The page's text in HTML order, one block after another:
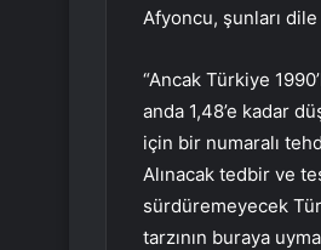
Afyoncu, şunları
“Ancak Türkiye
anda 1,48’e kadar
için bir numaralı
Alınacak tedbir ve
sürdüremeyecek
tarzının buraya